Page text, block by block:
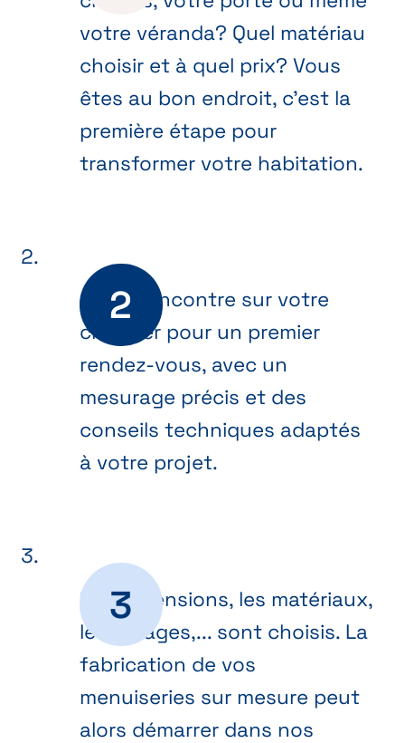
votre véranda? Quel matériau
choisir et à quel prix? Vous
êtes au bon endroit, c’est la
première étape pour
transformer votre habitation.
On se rencontre sur votre
chantier pour un premier
rendez-vous, avec un
mesurage précis et des
conseils techniques adaptés
à votre projet.
Les dimensions, les matériaux,
les vitrages,... sont choisis. La
fabrication de vos
menuiseries sur mesure peut
alors démarrer dans nos